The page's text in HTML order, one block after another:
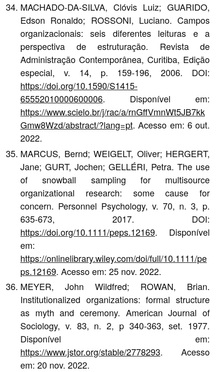
MACHADO-DA-SILVA, Clóvis Luiz; GUARIDO,
Edson Ronaldo; ROSSONI, Luciano. Campos
organizacionais: seis diferentes leituras e a
perspectiva de estruturação. Revista de
Administração Contemporânea, Curitiba, Edição
especial, v. 14, p. 159-196, 2006. DOI:
https://doi.org/10.1590/S1415-
65552010000600006. Disponível em:
https://www.scielo.br/j/rac/a/rnGffVmnWt5JB7kk
Gmw8Wzd/abstract/?lang=pt. Acesso em: 6 out.
2022.
MARCUS, Bernd; WEIGELT, Oliver; HERGERT,
Jane; GURT, Jochen; GELLÉRI, Petra. The use
of snowball sampling for multisource
organizational research: some cause for
concern. Personnel Psychology, v. 70, n. 3, p.
635-673, 2017. DOI:
https://doi.org/10.1111/peps.12169. Disponível
em:
https://onlinelibrary.wiley.com/doi/full/10.1111/pe
ps.12169. Acesso em: 25 nov. 2022.
MEYER, John Wildfred; ROWAN, Brian.
Institutionalized organizations: formal structure
as myth and ceremony. American Journal of
Sociology, v. 83, n. 2, p 340-363, set. 1977.
Disponível em:
https://www.jstor.org/stable/2778293. Acesso
em: 20 nov. 2022.